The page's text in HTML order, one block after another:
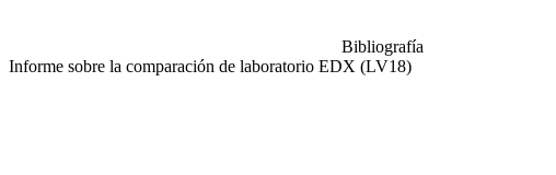
Bibliografía
Informe sobre la comparación de laboratorio EDX (LV18)